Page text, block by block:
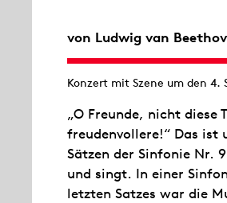
von Ludwig van
Konzert mit Szene um den 4.
„O Freunde, nicht diese
freudenvollere!“ Das ist
Sätzen der Sinfonie Nr.
und singt. In einer
letzten Satzes war die